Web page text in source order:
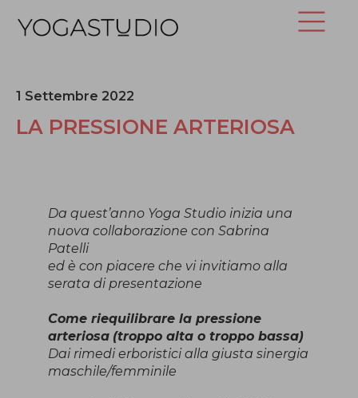
1 Settembre 2022
LA PRESSIONE ARTERIOSA
Da quest’anno Yoga Studio inizia una
nuova collaborazione con Sabrina
Patelli
ed è con piacere che vi invitiamo alla
serata di presentazione
Come riequilibrare la pressione
arteriosa (troppo alta o troppo bassa)
Dai rimedi erboristici alla giusta sinergia
maschile/femminile